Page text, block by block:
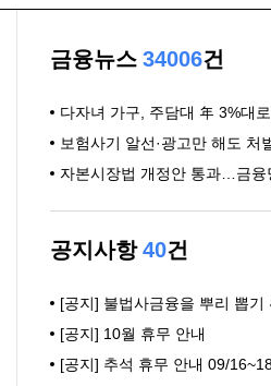
금융뉴스 34006건
다자녀 가구, 주담대 年 3%대로 4억까지
보험사기 알선·광고만 해도 처벌받는다…보험사기 방지 특별법
자본시장법 개정안 통과…금융당국 "불법리딩방 엄격 규
공지사항 40건
[공지] 불법사금융을 뿌리 뽑기 위한 「대부업법」 개정안
[공지] 10월 휴무 안내
[공지] 추석 휴무 안내 09/